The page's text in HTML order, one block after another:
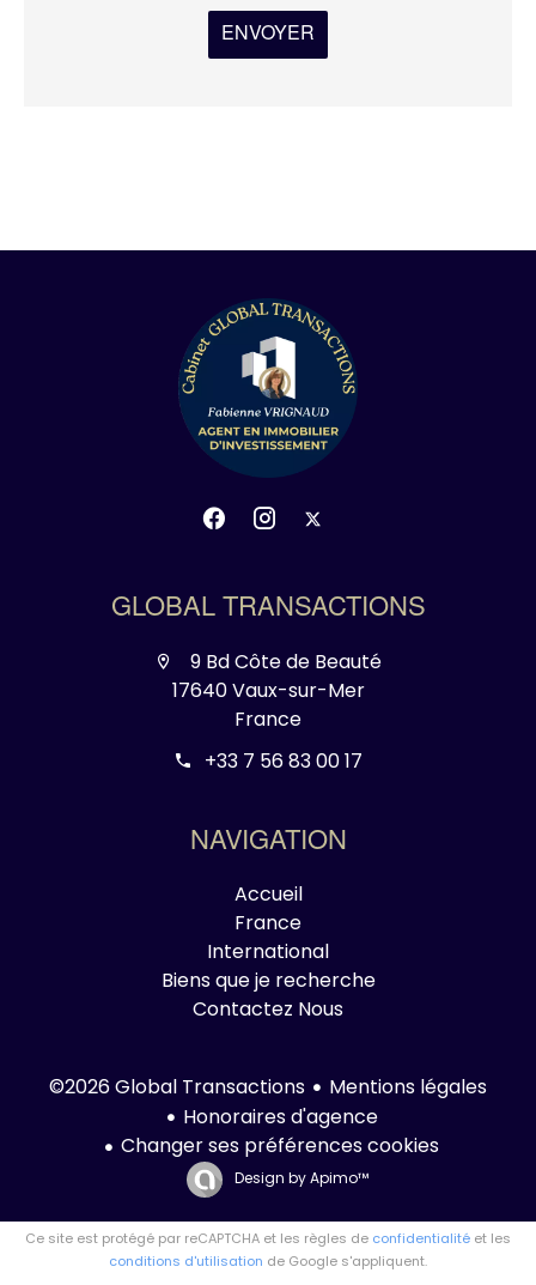
ENVOYER
GLOBAL TRANSACTIONS
9 Bd Côte de Beauté
17640 Vaux-sur-Mer
France
+33 7 56 83 00 17
NAVIGATION
Accueil
France
International
Biens que je recherche
Contactez Nous
©2026 Global Transactions
Mentions légales
Honoraires d'agence
Changer ses préférences cookies
Design byApimo™
Ce site est protégé par reCAPTCHA et les règles de confidentialité et les
conditions d'utilisation de Google s'appliquent.